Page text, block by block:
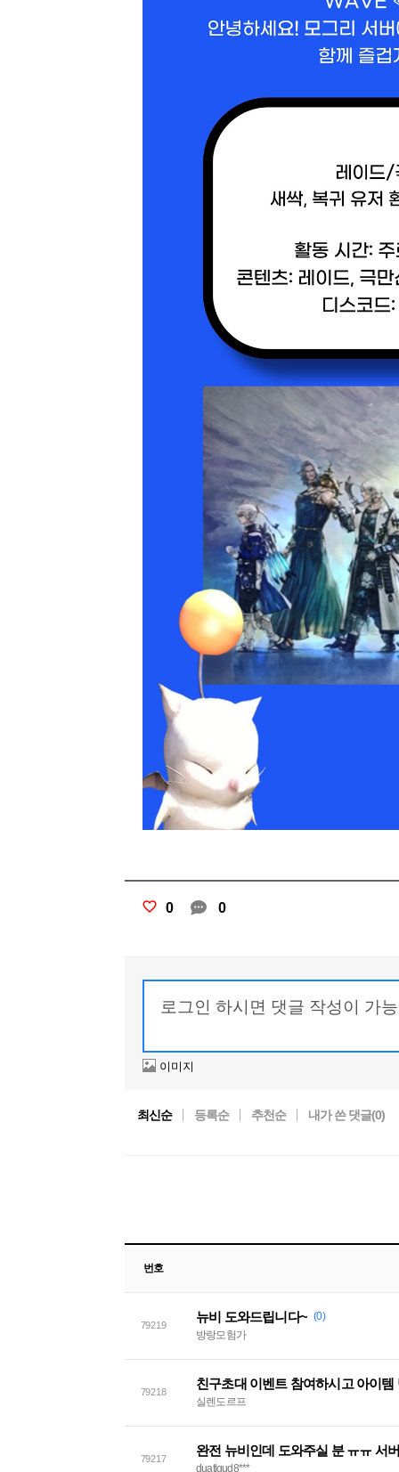
0 0
이미지
최신순 등록순 추천순 내가 쓴 댓글(0)
번호
79219
뉴비 도와드립니다~ (0)
방랑모험가
79218
친구초대 이벤트 참여하시고 아이템
실렌도르프
79217
완전 뉴비인데 도와주실 분 ㅠㅠ 서
duatlgud8***